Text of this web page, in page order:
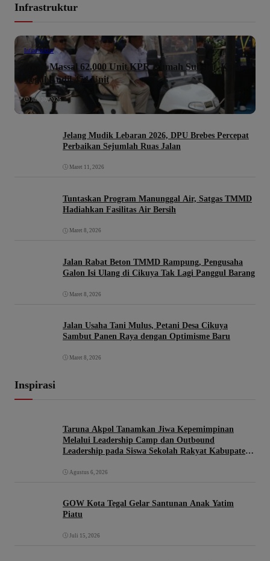
Infrastruktur
Infrastruktur
Akad Massal 62.000 Unit KPR Rumah Subsidi, Kota
Tegal Andil 454 Unit
Juli 30, 2026
Jelang Mudik Lebaran 2026, DPU Brebes Percepat
Perbaikan Sejumlah Ruas Jalan
Maret 11, 2026
Tuntaskan Program Manunggal Air, Satgas TMMD
Hadiahkan Fasilitas Air Bersih
Maret 8, 2026
Jalan Rabat Beton TMMD Rampung, Pengusaha
Galon Isi Ulang di Cikuya Tak Lagi Panggul Barang
Maret 8, 2026
Jalan Usaha Tani Mulus, Petani Desa Cikuya
Sambut Panen Raya dengan Optimisme Baru
Maret 8, 2026
Inspirasi
Taruna Akpol Tanamkan Jiwa Kepemimpinan
Melalui Leadership Camp dan Outbound
Leadership pada Siswa Sekolah Rakyat Kabupaten
Agustus 6, 2026
GOW Kota Tegal Gelar Santunan Anak Yatim
Piatu
Juli 15, 2026